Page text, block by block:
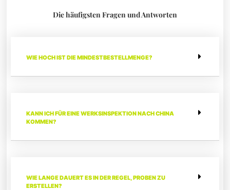
Die häufigsten Fragen und Antworten
WIE HOCH IST DIE MINDESTBESTELLMENGE?
KANN ICH FÜR EINE WERKSINSPEKTION NACH CHINA
KOMMEN?
WIE LANGE DAUERT ES IN DER REGEL, PROBEN ZU
ERSTELLEN?